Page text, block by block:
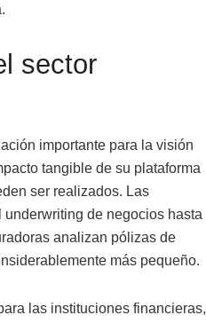
sector
importante para la visión
tangible de su plataforma
ser realizados. Las
de negocios hasta
analizan pólizas de
más pequeño.
las instituciones financieras,